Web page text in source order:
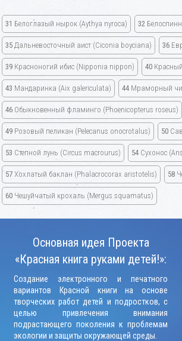
31 Белоглазый нырок (Aythya nyroca) 32
35 Дальневосточный аист (Ciconia boyciana) 36
39 Красноногий ибис (Nipponia nippon) 40
43 Мандаринка (Aix galericulata) 44 Мраморный
46 Обыкновенный фламинго (Phoenicopterus roseus)
49 Розовый пеликан (Pelecanus onocrotalus) 50
53 Степной лунь (Circus macrourus) 54 Сухонос
57 Хохлатый баклан (Phalacrocorax aristotelis) 58
60 Чешуйчатый крохаль (Mergus squamatus)
Основная идея Проекта
«Красная книга руками детей!»:
Создание электронного и печатного
вариантов Красной книги на основе
творческих работ детей и подростков, с
целью привлечения внимания
подрастающего поколения к проблемам
экологии и защиты окружающей среды.